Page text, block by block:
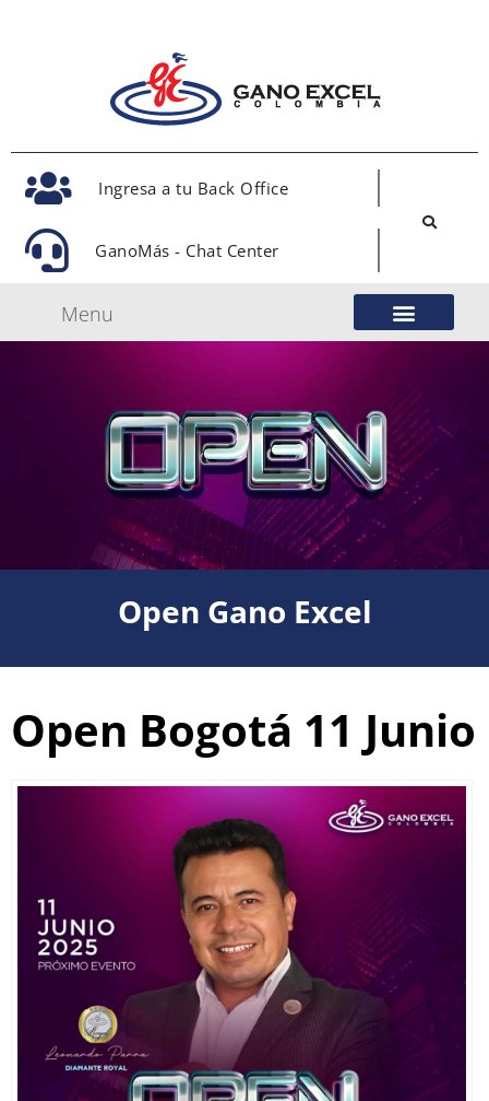
Ingresa a tu Back Office
GanoMás - Chat Center
Menu
Open Gano Excel
Open Bogotá 11 Junio